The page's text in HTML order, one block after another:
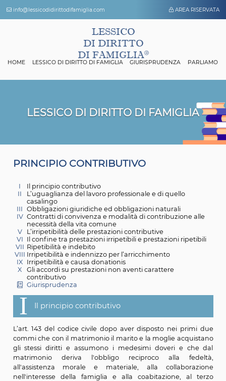
info@lessicodidirittodifamiglia.com AREA
LESSICO
DI DIRITTO
DI FAMIGLIA
LESSICO DI DIRITTO DI
P RINCIPIO CONTRIBUTIVO
I
Il principio contributivo
II
L’uguaglianza del lavoro professionale e di quello
casalingo
III
Obbligazioni giuridiche ed obbligazioni naturali
IV
Contratti di convivenza e modalità di
necessità della vita comune
V L’irripetibilità delle prestazioni contributive
VI Il confine tra prestazioni irripetibili e prestazioni
VII Ripetibilità e indebito
VIII
Irripetibilità e causa donationis
X Gli accordi su prestazioni non aventi carattere
contributivo
Giurisprudenza
I Il principio contributivo